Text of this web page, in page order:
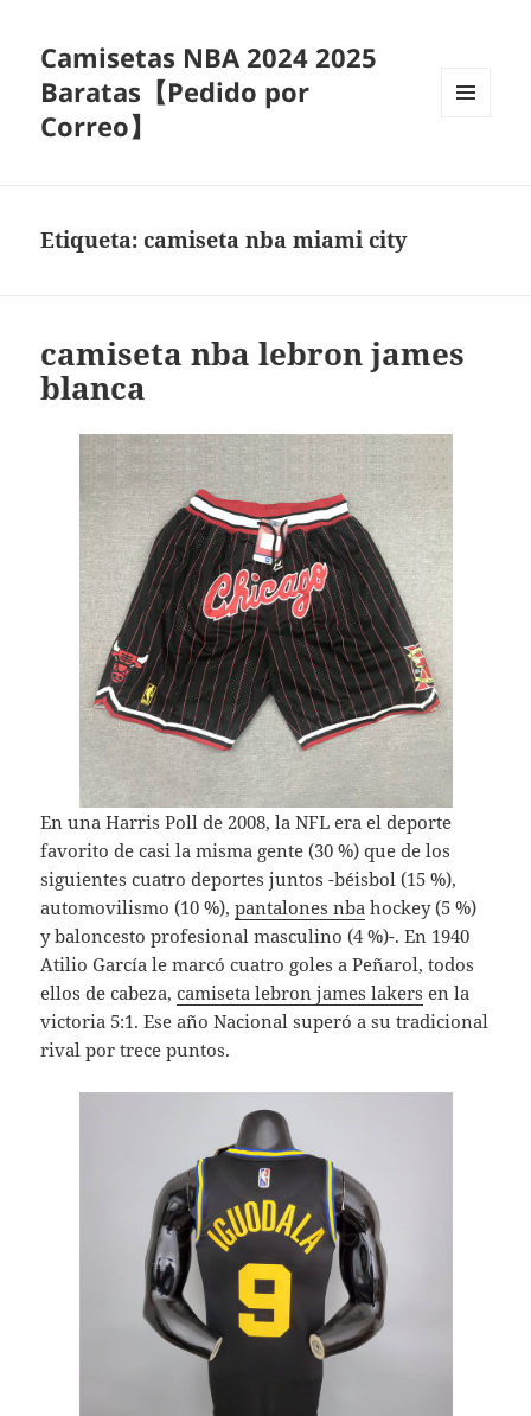
Camisetas NBA 2024 2025
Baratas【Pedido por
Correo】
Etiqueta:camiseta nba miami city
camiseta nba lebron james
blanca
En una Harris Poll de 2008, la NFL era el deporte
favorito de casi la misma gente (30 %) que de los
siguientes cuatro deportes juntos -béisbol (15 %),
automovilismo (10 %),pantalones nba hockey (5 %)
y baloncesto profesional masculino (4 %)-. En 1940
Atilio García le marcó cuatro goles a Peñarol, todos
ellos de cabeza,camiseta lebron james lakers en la
victoria 5:1. Ese año Nacional superó a su tradicional
rival por trece puntos.